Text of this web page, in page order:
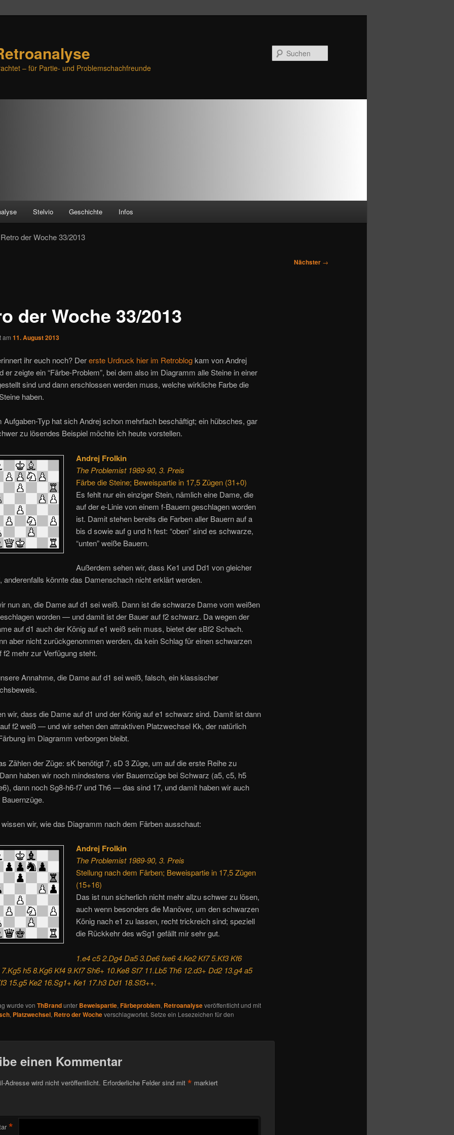
– für Partie- und Problemschachfreunde
Stelvio Geschichte Infos
der Woche 33/2013
Nächster →
der Woche 33/2013
am 11. August 2013
ihr euch noch? Dererste Urdruck hier im Retroblogkam von Andrej
er zeigte ein “Färbe-Problem”, bei dem also im Diagramm alle Steine in einer
sind und dann erschlossen werden muss, welche wirkliche Farbe die
haben.
Aufgaben-Typ hat sich Andrej schon mehrfach beschäftigt; ein hübsches, gar
zu lösendes Beispiel möchte ich heute vorstellen.
Andrej Frolkin
The Problemist 1989-90, 3. Preis
Färbe die Steine; Beweispartie in 17,5 Zügen (31+0)
Es fehlt nur ein einziger Stein, nämlich eine Dame, die
auf der e-Linie von einem f-Bauern geschlagen worden
ist. Damit stehen bereits die Farben aller Bauern auf a
bis d sowie auf g und h fest: “oben” sind es schwarze,
“unten” weiße Bauern.
Außerdem sehen wir, dass Ke1 und Dd1 von gleicher
anderenfalls könnte das Damenschach nicht erklärt werden.
nun an, die Dame auf d1 sei weiß. Dann ist die schwarze Dame vom weißen
worden — und damit ist der Bauer auf f2 schwarz. Da wegen der
auf d1 auch der König auf e1 weiß sein muss, bietet der sBf2 Schach.
aber nicht zurückgenommen werden, da kein Schlag für einen schwarzen
f2 mehr zur Verfügung steht.
Annahme, die Dame auf d1 sei weiß, falsch, ein klassischer
wir, dass die Dame auf d1 und der König auf e1 schwarz sind. Damit ist dann
f2 weiß — und wir sehen den attraktiven Platzwechsel Kk, der natürlich
im Diagramm verborgen bleibt.
Zählen der Züge: sK benötigt 7, sD 3 Züge, um auf die erste Reihe zu
haben wir noch mindestens vier Bauernzüge bei Schwarz (a5, c5, h5
dann noch Sg8-h6-f7 und Th6 — das sind 17, und damit haben wir auch
wir, wie das Diagramm nach dem Färben ausschaut:
Andrej Frolkin
The Problemist 1989-90, 3. Preis
Stellung nach dem Färben; Beweispartie in 17,5 Zügen
(15+16)
Das ist nun sicherlich nicht mehr allzu schwer zu lösen,
auch wenn besonders die Manöver, um den schwarzen
König nach e1 zu lassen, recht trickreich sind; speziell
die Rückkehr des wSg1 gefällt mir sehr gut.
1.e4 c5 2.Dg4 Da5 3.De6 fxe6 4.Ke2 Kf7 5.Kf3 Kf6
h5 8.Kg6 Kf4 9.Kf7 Sh6+ 10.Ke8 Sf7 11.Lb5 Th6 12.d3+ Dd2 13.g4 a5
15.g5 Ke2 16.Sg1+ Ke1 17.h3 Dd1 18.Sf3++.
wurde von ThBrandunter Beweispartie, Färbeproblem, Retroanalyseveröffentlicht und mit
, Platzwechsel, Retro der Wocheverschlagwortet. Setze ein Lesezeichen für den
einen Kommentar
Adresse wird nicht veröffentlicht. Erforderliche Felder sind mit * markiert
*